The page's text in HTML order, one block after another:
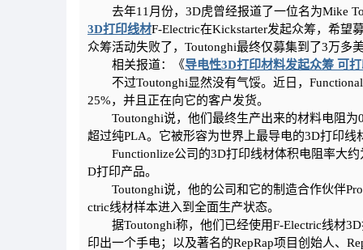
去年11月份，3D虎曾经报道了一位名为Mike
3D打印线材F-Electric在Kickstarter发起众筹，希望
众筹活动失败了，Toutonghi最终仅募集到了3万多美
相关报道：《导电性3D打印材料发起众筹 可
不过Toutonghi显然没有气馁。近日，
25%，并且正在向它的客户发货。
Toutonghi说，他们最终生产出来的材料电阻为
超过纯PLA。它被形容为世界上最导电的3D打印线
Functionlize公司的3D打印线材体积电阻率大约
D打印产品。
Toutonghi说，他的公司和它的制造合作伙伴
ctric线材样本进入到全面生产状态。
据Toutonghi称，他们已经使用F-Electric线材3D
印出一个手电；以及著名的RepRap项目创始人、